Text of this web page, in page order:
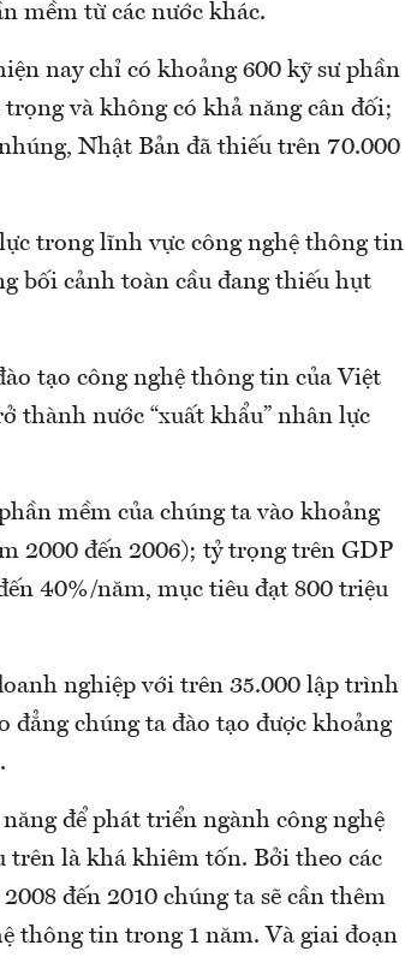
mềm từ các nước khác.
nay chỉ có khoảng 600 kỹ sư phần
và không có khả năng cân đối;
Nhật Bản đã thiếu trên 70.000
trong lĩnh vực công nghệ thông tin
bối cảnh toàn cầu đang thiếu hụt
tạo công nghệ thông tin của Việt
thành nước “xuất khẩu” nhân lực
mềm của chúng ta vào khoảng
2000 đến 2006); tỷ trọng trên GDP
40%/năm, mục tiêu đạt 800 triệu
nghiệp với trên 35.000 lập trình
đẳng chúng ta đào tạo được khoảng
để phát triển ngành công nghệ
là khá khiêm tốn. Bởi theo các
đến 2010 chúng ta sẽ cần thêm
thông tin trong 1 năm. Và giai đoạn